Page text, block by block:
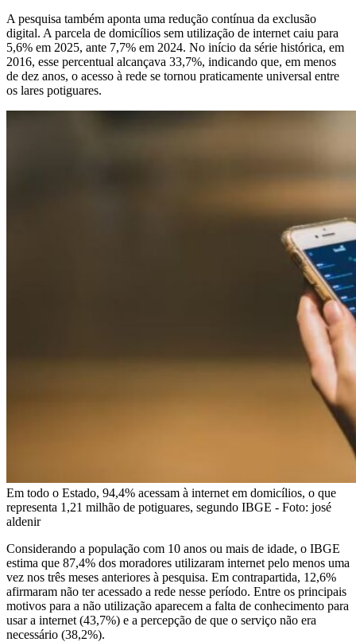
A pesquisa também aponta uma redução contínua da exclusão
digital. A parcela de domicílios sem utilização de internet caiu para
5,6% em 2025, ante 7,7% em 2024. No início da série histórica, em
2016, esse percentual alcançava 33,7%, indicando que, em menos
de dez anos, o acesso à rede se tornou praticamente universal entre
os lares potiguares.
Em todo o Estado, 94,4% acessam à internet em domicílios, o que
representa 1,21 milhão de potiguares, segundo IBGE - Foto: josé
aldenir
Considerando a população com 10 anos ou mais de idade, o IBGE
estima que 87,4% dos moradores utilizaram internet pelo menos uma
vez nos três meses anteriores à pesquisa. Em contrapartida, 12,6%
afirmaram não ter acessado a rede nesse período. Entre os principais
motivos para a não utilização aparecem a falta de conhecimento para
usar a internet (43,7%) e a percepção de que o serviço não era
necessário (38,2%).